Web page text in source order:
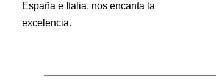
España e Italia, nos encanta la
excelencia.